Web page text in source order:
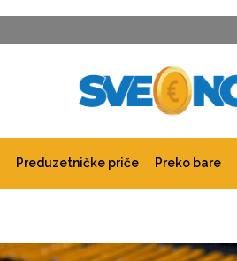
Preduzetničke priče Preko bare